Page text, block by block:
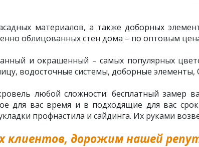
материалов, а также доборных
облицованных стен дома – по оптовым
и окрашенный – самых популярных
водосточные системы, доборные элементы,
любой сложности: бесплатный
для вас время и в подходящие для вас
профнастила и сайдинга. Их руками
дорожим нашей